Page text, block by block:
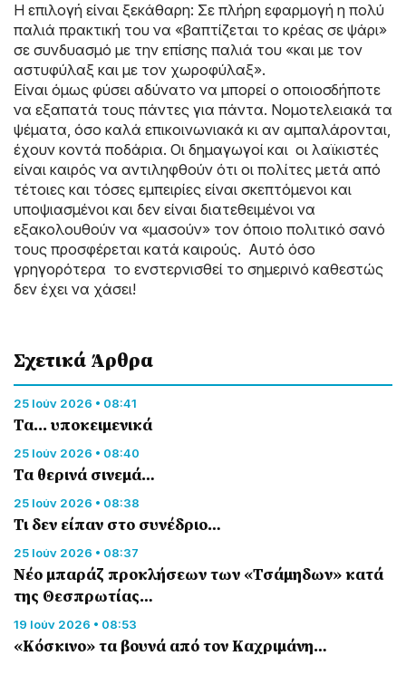
Η επιλογή είναι ξεκάθαρη: Σε πλήρη εφαρμογή η πολύ
παλιά πρακτική του να «βαπτίζεται το κρέας σε ψάρι»
σε συνδυασμό με την επίσης παλιά του «και με τον
αστυφύλαξ και με τον χωροφύλαξ».
Είναι όμως φύσει αδύνατο να μπορεί ο οποιοσδήποτε
να εξαπατά τους πάντες για πάντα. Νομοτελειακά τα
ψέματα, όσο καλά επικοινωνιακά κι αν αμπαλάρονται,
έχουν κοντά ποδάρια. Οι δημαγωγοί και οι λαϊκιστές
είναι καιρός να αντιληφθούν ότι οι πολίτες μετά από
τέτοιες και τόσες εμπειρίες είναι σκεπτόμενοι και
υποψιασμένοι και δεν είναι διατεθειμένοι να
εξακολουθούν να «μασούν» τον όποιο πολιτικό σανό
τους προσφέρεται κατά καιρούς. Αυτό όσο
γρηγορότερα το ενστερνισθεί το σημερινό καθεστώς
δεν έχει να χάσει!
Σχετικά Άρθρα
25 Ιούν 2026 • 08:41
Τα... υποκειμενικά
25 Ιούν 2026 • 08:40
Τα θερινά σινεμά…
25 Ιούν 2026 • 08:38
Τι δεν είπαν στο συνέδριο…
25 Ιούν 2026 • 08:37
Νέο μπαράζ προκλήσεων των «Τσάμηδων» κατά
της Θεσπρωτίας…
19 Ιούν 2026 • 08:53
«Κόσκινο» τα βουνά από τον Καχριμάνη…